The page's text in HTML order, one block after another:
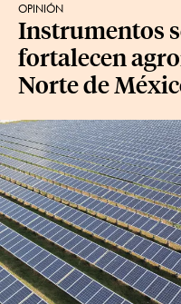
OPINIÓN
Instrumentos
fortalecen
Norte de